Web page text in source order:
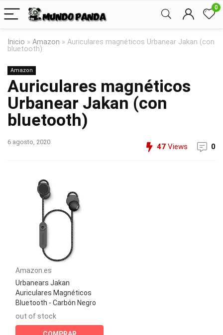
0
Inicio » Amazon » Auriculares magnéticos Urbanear Jakan (con
bluetooth)
Amazon
Auriculares magnéticos
Urbanear Jakan (con
bluetooth)
6 agosto, 2020
47 Views 0
Amazon.es
Urbanears Jakan
Auriculares Magnéticos
Bluetooth - Carbón Negro
out of stock